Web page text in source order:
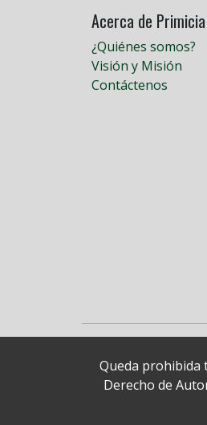
Acerca de Primicia
¿Quiénes somos?
Visión y Misión
Contáctenos
Queda prohibida
Derecho de